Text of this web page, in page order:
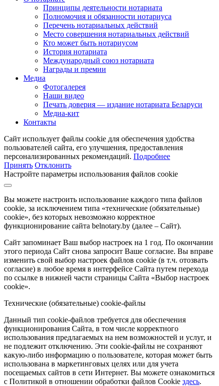
Принципы деятельности нотариата
Полномочия и обязанности нотариуса
Перечень нотариальных действий
Место совершения нотариальных действий
Кто может быть нотариусом
История нотариата
Международный союз нотариата
Награды и премии
Медиа
Фотогалерея
Наши видео
Печать доверия — издание нотариата Беларуси
Медиа-кит
Контакты
Сайт использует файлы cookie для обеспечения удобства
пользователей сайта, его улучшения, предоставления
персонализированных рекомендаций. Подробнее
Принять Отклонить
Настройте параметры использования файлов cookie
Вы можете настроить использование каждого типа файлов
cookie, за исключением типа «технические (обязательные)
cookie», без которых невозможно корректное
функционирование сайта belnotary.by (далее – Сайт).
Сайт запоминает Ваш выбор настроек на 1 год. По окончании
этого периода Сайт снова запросит Ваше согласие. Вы вправе
изменить свой выбор настроек файлов cookie (в т.ч. отозвать
согласие) в любое время в интерфейсе Сайта путем перехода
по ссылке в нижней части страницы Сайта «Выбор настроек
cookie».
Технические (обязательные) cookie-файлы
Данный тип cookie-файлов требуется для обеспечения
функционирования Сайта, в том числе корректного
использования предлагаемых на нем возможностей и услуг, и
не подлежит отключению. Эти cookie-файлы не сохраняют
какую-либо информацию о пользователе, которая может быть
использована в маркетинговых целях или для учета
посещаемых сайтов в сети Интернет. Вы можете ознакомиться
с Политикой в отношении обработки файлов Cookie здесь.